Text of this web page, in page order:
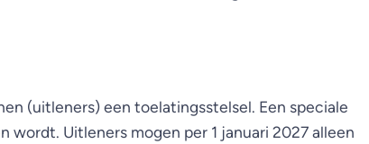
(uitleners) een toelatingsstelsel. Een speciale
Uitleners mogen per 1 januari 2027 alleen